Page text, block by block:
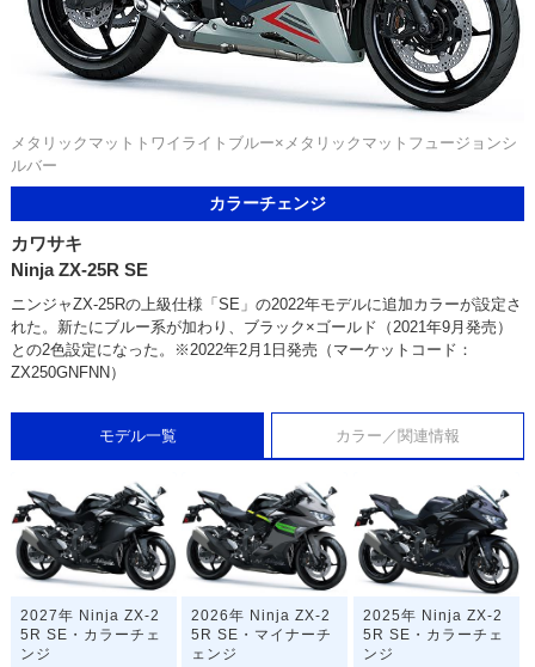
メタリックマットトワイライトブルー×メタリックマットフュージョンシ
ルバー
カラーチェンジ
カワサキ
Ninja ZX-25R SE
ニンジャZX-25Rの上級仕様「SE」の2022年モデルに追加カラーが設定さ
れた。新たにブルー系が加わり、ブラック×ゴールド（2021年9月発売）
との2色設定になった。※2022年2月1日発売（マーケットコード：
ZX250GNFNN）
モデル一覧 カラー／関連情報
2027年 Ninja ZX-2
5R SE・カラーチェ
ンジ
2026年 Ninja ZX-2
5R SE・マイナーチ
ェンジ
2025年 Ninja ZX-2
5R SE・カラーチェ
ンジ